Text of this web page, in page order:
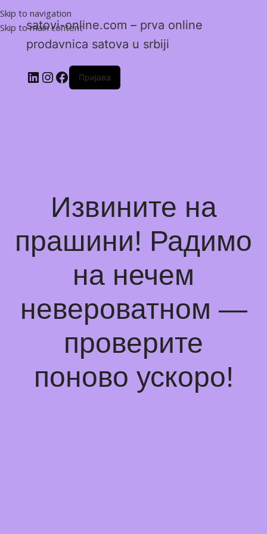
Skip to navigation
Skip to main content
satovi-online.com – prva online
prodavnica satova u srbiji
Пријава
Извините на
прашини! Радимо
на нечем
невероватном —
проверите
поново ускоро!